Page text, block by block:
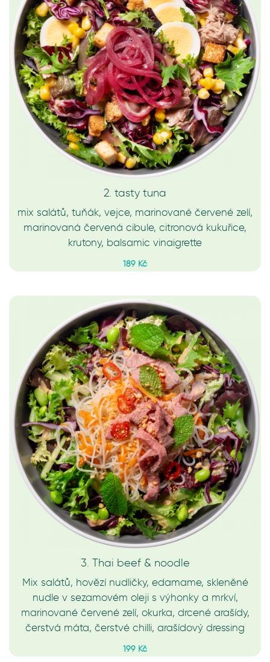
2. tasty tuna
mix salátů, tuňák, vejce, marinované červené zelí,
marinovaná červená cibule, citronová kukuřice,
krutony, balsamic vinaigrette
189 Kč
3. Thai beef & noodle
Mix salátů, hovězí nudličky, edamame, skleněné
nudle v sezamovém oleji s výhonky a mrkví,
marinované červené zelí, okurka, drcené arašídy,
čerstvá máta, čerstvé chilli, arašídový dressing
199 Kč